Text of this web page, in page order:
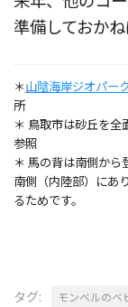
準備しておかね
＊山陰海岸ジオパー
所
＊ 鳥取市は砂丘を全
参照
＊ 馬の背は南側か
南側（内陸部）にあ
るためです。
タグ: モンベルのベ